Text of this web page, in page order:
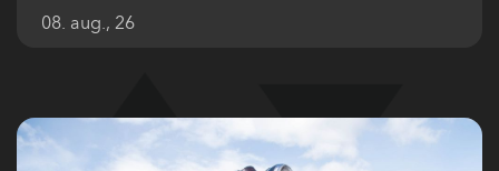
08. aug., 26